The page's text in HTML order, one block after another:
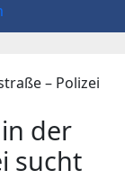
der
sucht